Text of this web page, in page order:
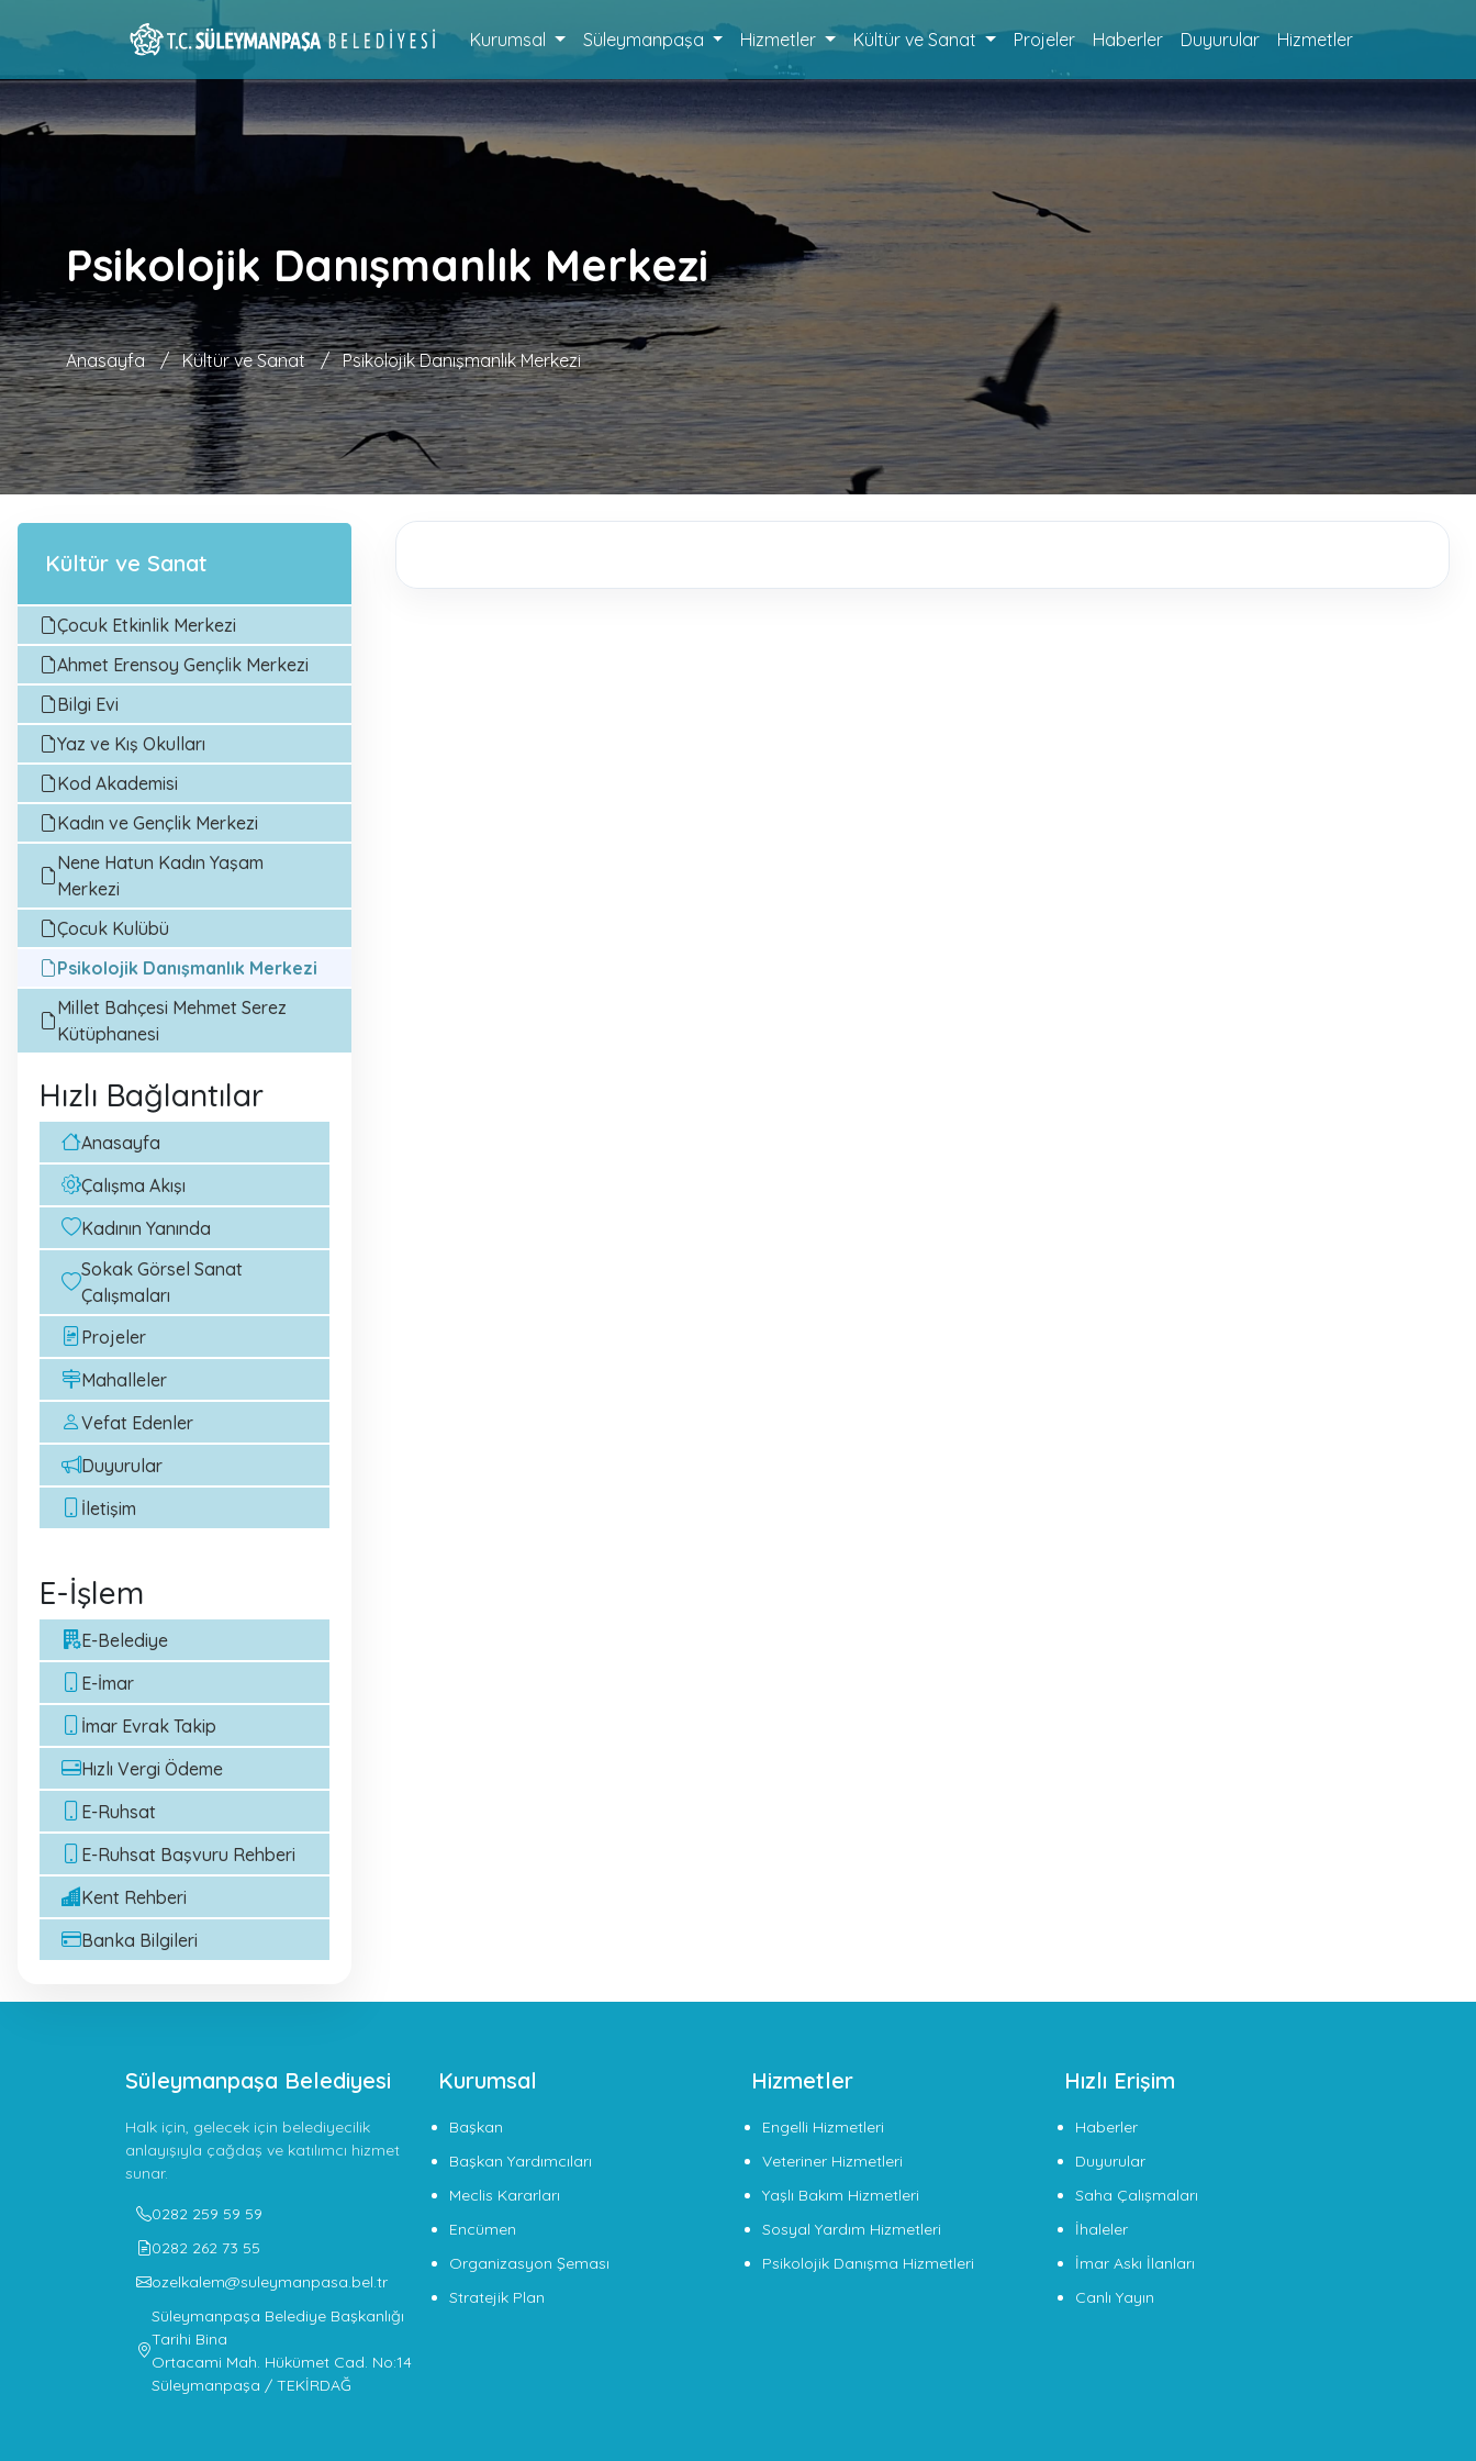
Kurumsal Süleymanpaşa Hizmetler Kültür ve Sanat Projeler Haberler Duyurular Hizmetler
Psikolojik Danışmanlık Merkezi
Anasayfa / Kültür ve Sanat / Psikolojik Danışmanlık Merkezi
Kültür ve Sanat
Çocuk Etkinlik Merkezi
Ahmet Erensoy Gençlik Merkezi
Bilgi Evi
Yaz ve Kış Okulları
Kod Akademisi
Kadın ve Gençlik Merkezi
Nene Hatun Kadın Yaşam
Merkezi
Çocuk Kulübü
Psikolojik Danışmanlık Merkezi
Millet Bahçesi Mehmet Serez
Kütüphanesi
Hızlı Bağlantılar
Anasayfa
Çalışma Akışı
Kadının Yanında
Sokak Görsel Sanat
Çalışmaları
Projeler
Mahalleler
Vefat Edenler
Duyurular
İletişim
E-İşlem
E-Belediye
E-İmar
İmar Evrak Takip
Hızlı Vergi Ödeme
E-Ruhsat
E-Ruhsat Başvuru Rehberi
Kent Rehberi
Banka Bilgileri
Süleymanpaşa Belediyesi
Halk için, gelecek için belediyecilik
anlayışıyla çağdaş ve katılımcı hizmet
sunar.
0282 259 59 59
0282 262 73 55
ozelkalem@suleymanpasa.bel.tr
Süleymanpaşa Belediye Başkanlığı
Tarihi Bina
Ortacami Mah. Hükümet Cad. No:14
Süleymanpaşa / TEKİRDAĞ
Kurumsal
Başkan
Başkan Yardımcıları
Meclis Kararları
Encümen
Organizasyon Şeması
Stratejik Plan
Hizmetler
Engelli Hizmetleri
Veteriner Hizmetleri
Yaşlı Bakım Hizmetleri
Sosyal Yardım Hizmetleri
Psikolojik Danışma Hizmetleri
Hızlı Erişim
Haberler
Duyurular
Saha Çalışmaları
İhaleler
İmar Askı İlanları
Canlı Yayın